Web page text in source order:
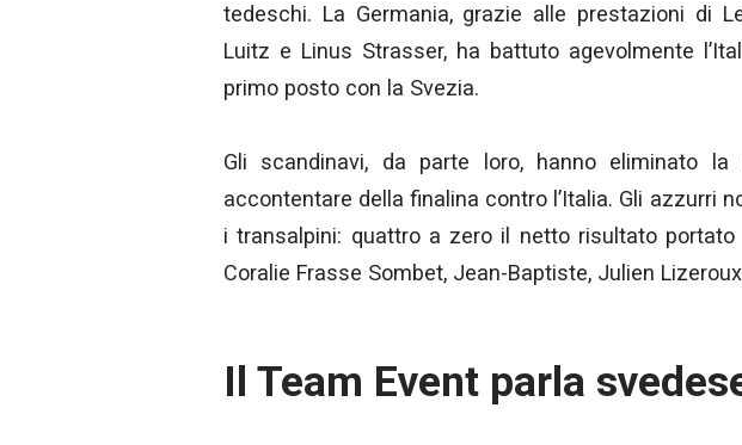
tedeschi. La Germania, grazie alle prestazioni di
Luitz e Linus Strasser, ha battuto agevolmente
primo posto con la Svezia.
Gli scandinavi, da parte loro, hanno eliminato
accontentare della finalina contro l’Italia. Gli azzurri
i transalpini: quattro a zero il netto risultato
Coralie Frasse Sombet, Jean-Baptiste, Julien
Il Team Event parla